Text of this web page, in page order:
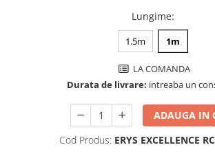
Lungime:
1.5m 1m
LA COMANDA
Durata de livrare: intreaba un
ADAUGA IN
Cod Produs: ERYS EXCELLENCE